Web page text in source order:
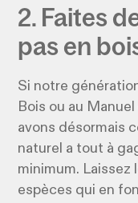
2. Faites
pas en
Si notre
Bois ou au
avons désormais
naturel a tout à
minimum. Laissez
espèces qui en